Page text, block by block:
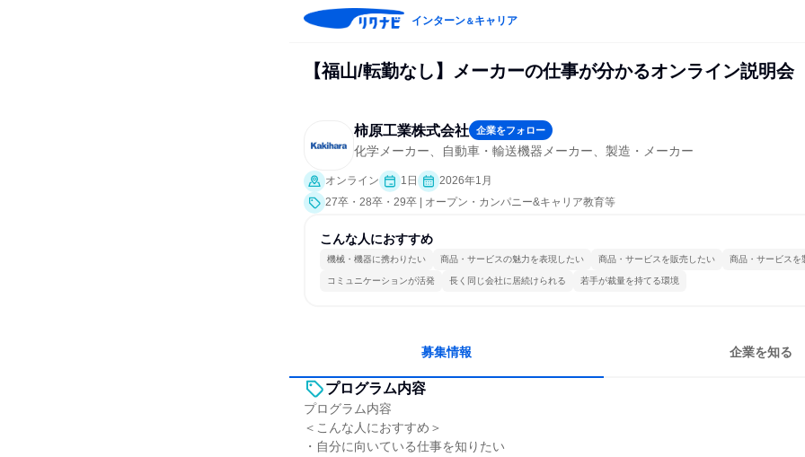
インターン＆キャリア
【福山/転勤なし】メーカーの仕事が分かるオンライン説明会
柿原工業株式会社 企業をフォロー
化学メーカー、自動車・輸送機器メーカー、製造・メーカー
オンライン 1日
2026年1月
27卒・28卒・29卒 | オープン・カンパニー&キャリア教育等
こんな人におすすめ
機械・機器に携わりたい 商品・サービスの魅力を表現したい 商品・サービスを販売したい 商品・サービスを
コミュニケーションが活発 長く同じ会社に居続けられる 若手が裁量を持てる環境
募集情報 企業を知る
プログラム内容
プログラム内容
＜こんな人におすすめ＞
・自分に向いている仕事を知りたい